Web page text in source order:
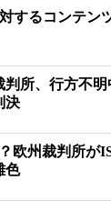
するコンテン
判所、行方不
決
欧州裁判所が
色